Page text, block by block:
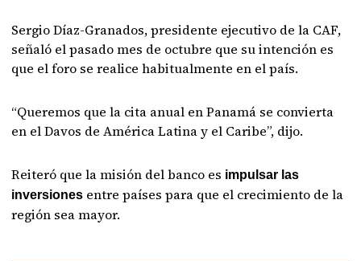
Sergio Díaz-Granados, presidente ejecutivo de la CAF,
señaló el pasado mes de octubre que su intención es
que el foro se realice habitualmente en el país.
“Queremos que la cita anual en Panamá se convierta
en el Davos de América Latina y el Caribe”, dijo.
Reiteró que la misión del banco es impulsar las
inversiones entre países para que el crecimiento de la
región sea mayor.